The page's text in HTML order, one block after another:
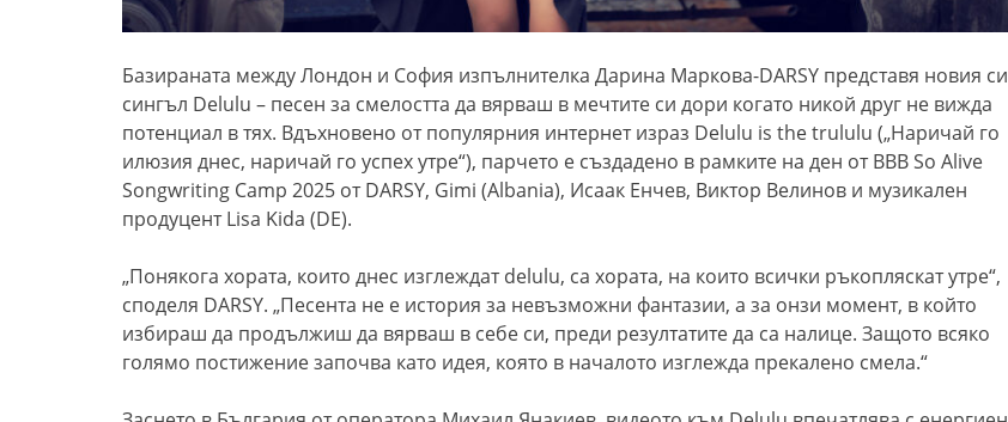
Базираната между Лондон и София изпълнителка Дарина Маркова-DARSY представя новия си
сингъл Delulu – песен за смелостта да вярваш в мечтите си дори когато никой друг не вижда
потенциал в тях. Вдъхновено от популярния интернет израз Delulu is the trululu („Наричай го
илюзия днес, наричай го успех утре“), парчето е създадено в рамките на ден от BBB So Alive
Songwriting Camp 2025 от DARSY, Gimi (Albania), Исаак Енчев, Виктор Велинов и музикален
продуцент Lisa Kida (DE).
„Понякога хората, които днес изглеждат delulu, са хората, на които всички ръкопляскат утре“,
споделя DARSY. „Песента не е история за невъзможни фантазии, а за онзи момент, в който
избираш да продължиш да вярваш в себе си, преди резултатите да са налице. Защото всяко
голямо постижение започва като идея, която в началото изглежда прекалено смела.“